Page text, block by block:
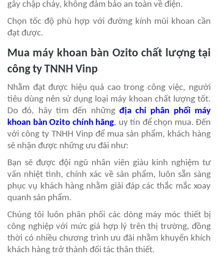
gây chập cháy, không đảm bảo an toàn về điện.
Chọn tốc độ phù hợp với đường kính mũi khoan cần
đạt được.
Mua máy khoan bàn Ozito chất lượng tại
công ty TNNH Vinp
Nhằm đạt được hiệu quả cao trong công việc, người
tiêu dùng nên sử dụng loại máy khoan chất lượng tốt.
Do đó, hãy tìm đến những địa chỉ phân phối máy
khoan bàn Ozito chính hãng, uy tín để chọn mua. Đến
với công ty TNHH Vinp để mua sản phẩm, khách hàng
sẽ nhận được những ưu đãi như:
Bạn sẽ được đội ngũ nhân viên giàu kinh nghiệm tư
vấn nhiệt tình, chính xác về sản phẩm, luôn sẵn sàng
phục vụ khách hàng nhằm giải đáp các thắc mắc xoay
quanh sản phẩm.
Chúng tôi luôn phân phối các dòng máy móc thiết bị
công nghiệp với mức giá hợp lý trên thị trường, đồng
thời có nhiều chương trình ưu đãi nhằm khuyến khích
khách hàng trở thành đối tác thân thiết.